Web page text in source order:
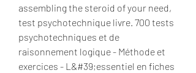
assembling the steroid of your need,
test psychotechnique livre. 700 tests
psychotechniques et de
raisonnement logique - Méthode et
exercices - L&#39;essentiel en fiches